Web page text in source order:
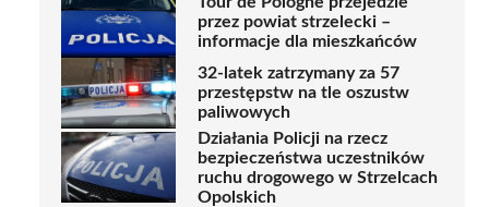
przez powiat strzelecki –
informacje dla mieszkańców
32-latek zatrzymany za 57
przestępstw na tle oszustw
paliwowych
Działania Policji na rzecz
bezpieczeństwa uczestników
ruchu drogowego w Strzelcach
Opolskich